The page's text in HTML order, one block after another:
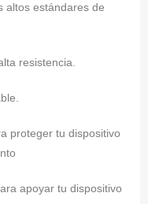
altos estándares de
resistencia.
proteger tu dispositivo
apoyar tu dispositivo